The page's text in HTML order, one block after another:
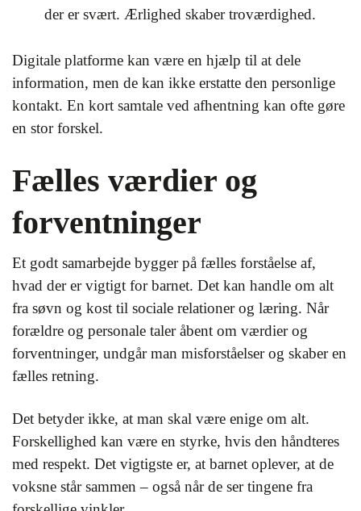
der er svært. Ærlighed skaber troværdighed.
Digitale platforme kan være en hjælp til at dele
information, men de kan ikke erstatte den personlige
kontakt. En kort samtale ved afhentning kan ofte gøre
en stor forskel.
Fælles værdier og
forventninger
Et godt samarbejde bygger på fælles forståelse af,
hvad der er vigtigt for barnet. Det kan handle om alt
fra søvn og kost til sociale relationer og læring. Når
forældre og personale taler åbent om værdier og
forventninger, undgår man misforståelser og skaber en
fælles retning.
Det betyder ikke, at man skal være enige om alt.
Forskellighed kan være en styrke, hvis den håndteres
med respekt. Det vigtigste er, at barnet oplever, at de
voksne står sammen – også når de ser tingene fra